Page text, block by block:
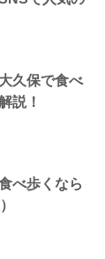
久保で食べ
説！
べ歩くなら